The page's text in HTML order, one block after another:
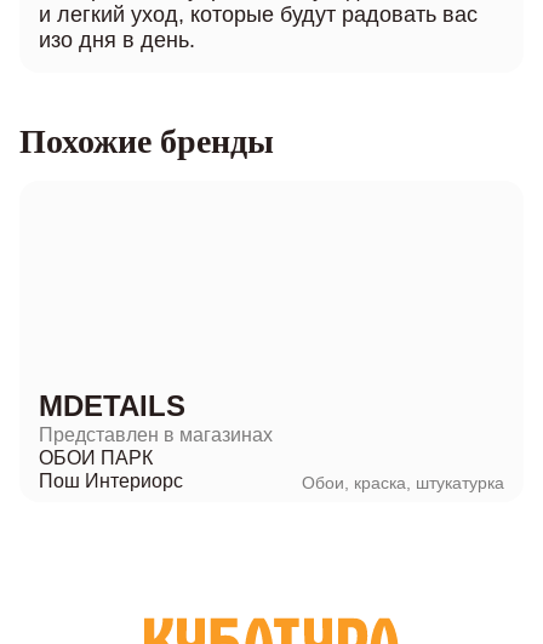
и легкий уход, которые будут радовать вас
изо дня в день.
Похожие бренды
MDETAILS
Представлен в магазинах
ОБОИ ПАРК
Пош Интериорс
Обои, краска, штукатурка